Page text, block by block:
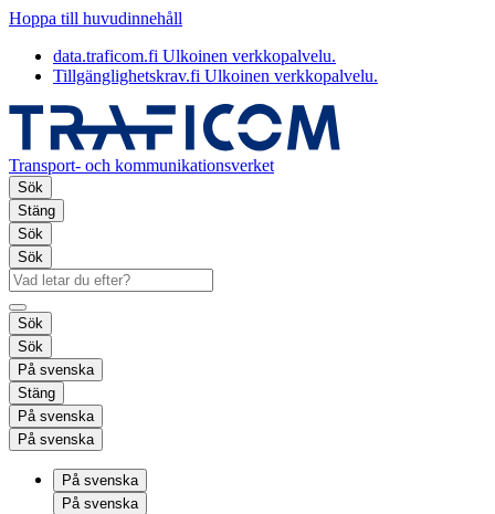
Hoppa till huvudinnehåll
data.traficom.fi Ulkoinen verkkopalvelu.
Tillgänglighetskrav.fi Ulkoinen verkkopalvelu.
Transport- och kommunikationsverket
Sök
Stäng
Sök
Sök
Sök
Sök
På svenska
Stäng
På svenska
På svenska
På svenska
På svenska